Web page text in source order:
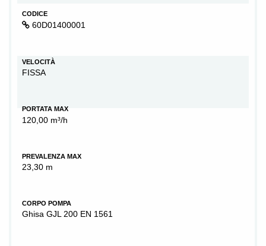
CODICE
60D01400001
VELOCITÀ
FISSA
PORTATA MAX
120,00 m³/h
PREVALENZA MAX
23,30 m
CORPO POMPA
Ghisa GJL 200 EN 1561